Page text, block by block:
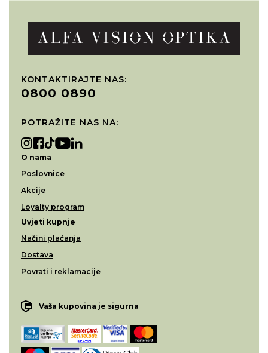
KONTAKTIRAJTE NAS:
0800 0890
POTRAŽITE NAS NA:
O nama
Poslovnice
Akcije
Loyalty program
Uvjeti kupnje
Načini plaćanja
Dostava
Povrati i reklamacije
Vaša kupovina je sigurna